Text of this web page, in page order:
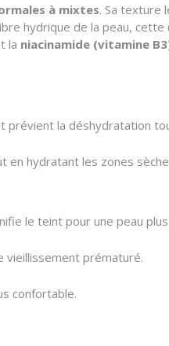
à mixtes. Sa texture
hydrique de la peau, cette
la niacinamide (vitamine
prévient la déshydratation
en hydratant les zones
le teint pour une peau
vieillissement prématuré.
confortable.